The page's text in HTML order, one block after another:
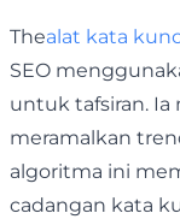
Thealat kata
SEO
untuk tafsiran.
meramalkan
algoritma ini
cadangan kata